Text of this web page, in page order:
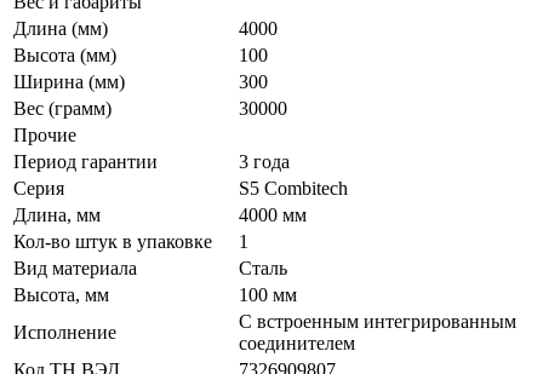
Длина (мм)
4000
Высота (мм)
100
Ширина (мм)
300
Вес (грамм)
30000
Прочие
Период гарантии
3 года
Серия
S5 Combitech
Длина, мм
4000 мм
Кол-во штук в упаковке
1
Вид материала
Сталь
Высота, мм
100 мм
Исполнение
С встроенным интегрированным
соединителем
Код ТН ВЭД
7326909807